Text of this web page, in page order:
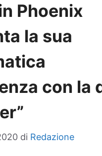
Phoenix
la sua
con la
di Redazione